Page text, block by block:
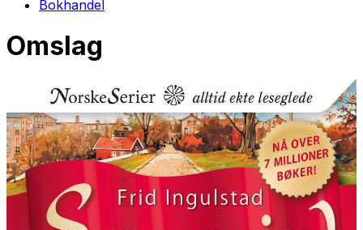
Bokhandel
Omslag